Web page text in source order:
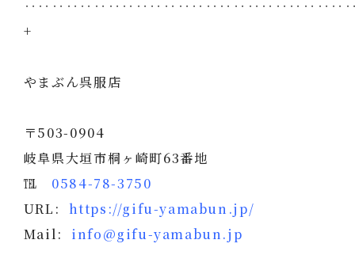
+
やまぶん呉服店
〒503-0904
岐阜県大垣市桐ヶ崎町63番地
℡ 0584-78-3750
URL: https://gifu-yamabun.jp/
Mail: info@gifu-yamabun.jp